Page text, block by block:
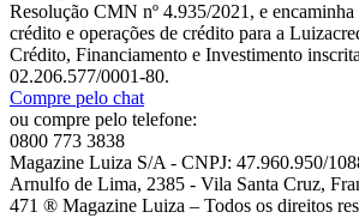
Resolução CMN nº 4.935/2021, e encaminha
crédito e operações de crédito para a
Crédito, Financiamento e Investimento
02.206.577/0001-80.
Compre pelo chat
ou compre pelo telefone:
0800 773 3838
Magazine Luiza S/A - CNPJ: 47.960.950/
Arnulfo de Lima, 2385 - Vila Santa Cruz,
471 ® Magazine Luiza – Todos os direitos